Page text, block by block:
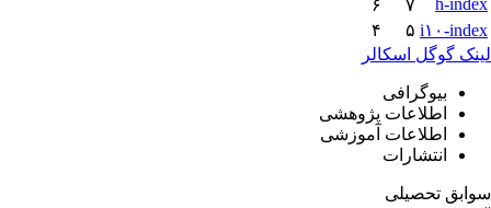
h-index
۷
۶
i۱۰-index ۵
۴
لینک گوگل اسکالر
بیوگرافی
اطلاعات پژوهشی
اطلاعات آموزشی
انتشارات
سوابق تحصیلی